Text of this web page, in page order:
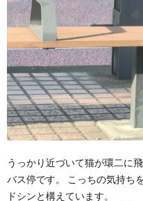
うっかり近づいて猫が環二に
バス停です。 こっちの気持ち
ドシンと構えています。